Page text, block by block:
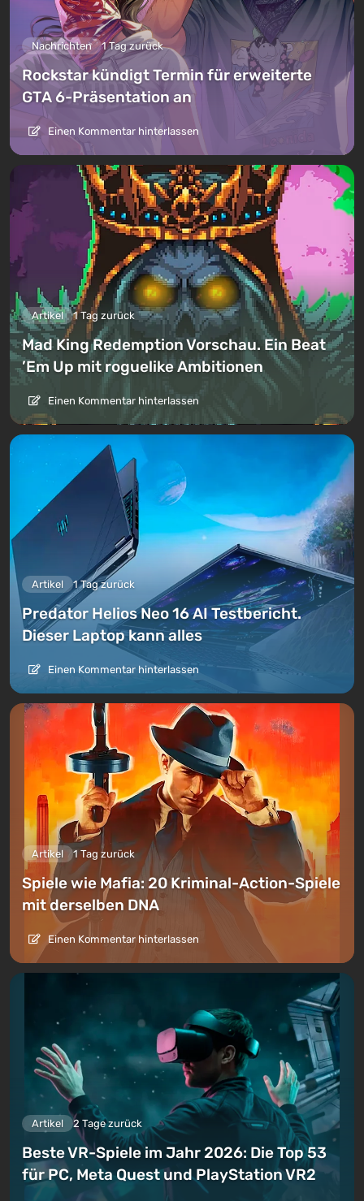
Nachrichten 1 Tag zurück
Rockstar kündigt Termin für erweiterte
GTA 6-Präsentation an
Einen Kommentar hinterlassen
Artikel 1 Tag zurück
Mad King Redemption Vorschau. Ein Beat
’Em Up mit roguelike Ambitionen
Einen Kommentar hinterlassen
Artikel 1 Tag zurück
Predator Helios Neo 16 AI Testbericht.
Dieser Laptop kann alles
Einen Kommentar hinterlassen
Artikel 1 Tag zurück
Spiele wie Mafia: 20 Kriminal-Action-Spiele
mit derselben DNA
Einen Kommentar hinterlassen
Artikel 2 Tage zurück
Beste VR-Spiele im Jahr 2026: Die Top 53
für PC, Meta Quest und PlayStation VR2